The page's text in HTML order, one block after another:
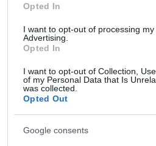
Opted In
I want to opt-out of processing
Advertising.
Opted In
I want to opt-out of Collection,
of my Personal Data that Is
was collected.
Opted Out
Google consents